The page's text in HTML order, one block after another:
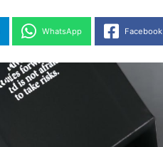
WhatsApp Facebook